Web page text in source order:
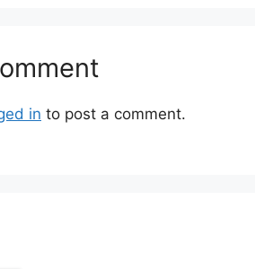
in to post a comment.